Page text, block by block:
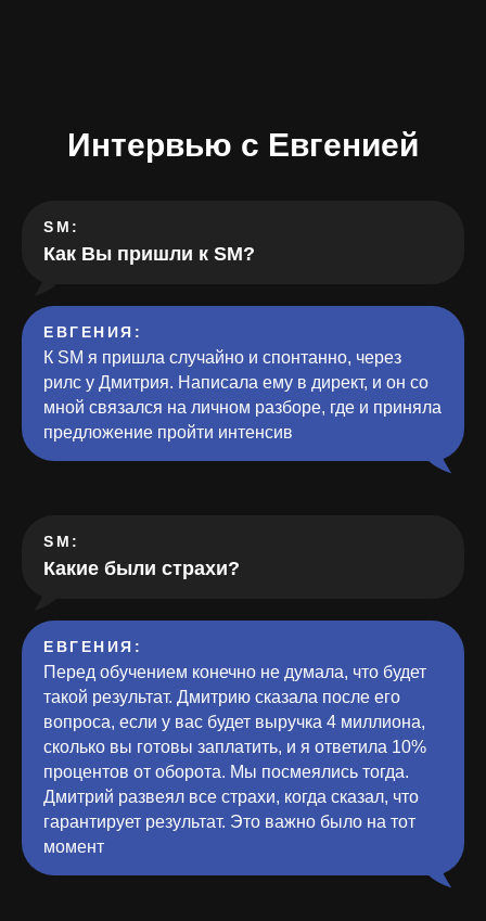
Интервью с Евгенией
SM:
Как Вы пришли к SM?
ЕВГЕНИЯ:
К SM я пришла случайно и спонтанно, через
рилс у Дмитрия. Написала ему в директ, и он со
мной связался на личном разборе, где и приняла
предложение пройти интенсив
SM:
Какие были страхи?
ЕВГЕНИЯ:
Перед обучением конечно не думала, что будет
такой результат. Дмитрию сказала после его
вопроса, если у вас будет выручка 4 миллиона,
сколько вы готовы заплатить, и я ответила 10%
процентов от оборота. Мы посмеялись тогда.
Дмитрий развеял все страхи, когда сказал, что
гарантирует результат. Это важно было на тот
момент